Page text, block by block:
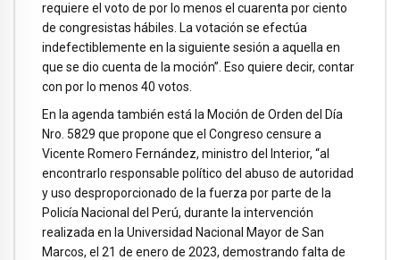
requiere el voto de por lo menos el cuarenta por ciento
de congresistas hábiles. La votación se efectúa
indefectiblemente en la siguiente sesión a aquella en
que se dio cuenta de la moción”. Eso quiere decir, contar
con por lo menos 40 votos.
En la agenda también está la Moción de Orden del Día
Nro. 5829 que propone que el Congreso censure a
Vicente Romero Fernández, ministro del Interior, “al
encontrarlo responsable político del abuso de autoridad
y uso desproporcionado de la fuerza por parte de la
Policía Nacional del Perú, durante la intervención
realizada en la Universidad Nacional Mayor de San
Marcos, el 21 de enero de 2023, demostrando falta de